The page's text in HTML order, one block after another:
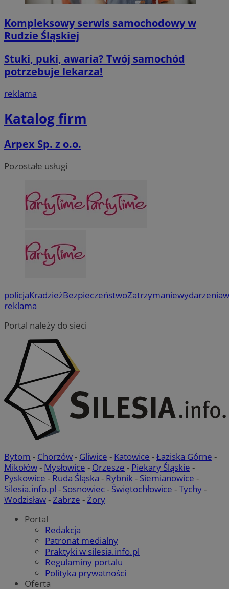
Kompleksowy serwis samochodowy w
Rudzie Śląskiej
Stuki, puki, awaria? Twój samochód
potrzebuje lekarza!
reklama
Katalog firm
Arpex Sp. z o.o.
Pozostałe usługi
policjaKradzieżBezpieczeństwoZatrzymaniewydarzenia
reklama
Portal należy do sieci
Bytom - Chorzów- Gliwice - Katowice -Łaziska Górne -
Mikołów- Mysłowice - Orzesze - Piekary Śląskie -
Pyskowice - Ruda Śląska - Rybnik- Siemianowice -
Silesia.info.pl - Sosnowiec- Świętochłowice -Tychy-
Wodzisław-Zabrze -Żory
Portal
Redakcja
Patronat medialny
Praktyki w silesia.info.pl
Regulaminy portalu
Polityka prywatności
Oferta